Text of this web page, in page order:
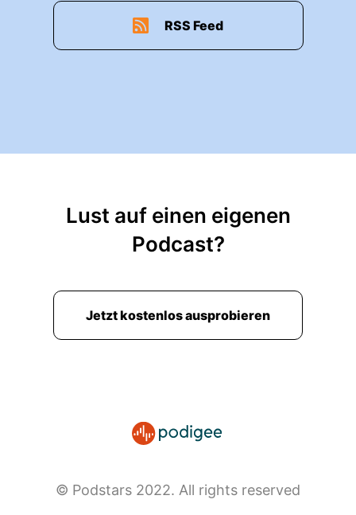
RSS Feed
Lust auf einen eigenen
Podcast?
Jetzt kostenlos ausprobieren
© Podstars 2022. All rights reserved